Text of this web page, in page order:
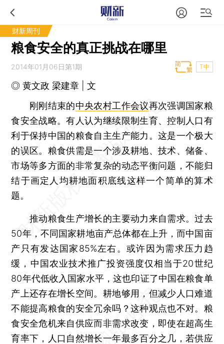
财新周刊
粮食安全的真正挑战在哪里
2014年01月06日第1期 T中
◎ 黄文政 梁建章 | 文
刚刚结束的中央农村工作会议再次强调国家粮
食安全战略。有人认为继续限制生育、控制人口有
利于保持中国的粮食自主生产能力。这是一个极大
的误区。粮食供需是一个涉及耕地、技术、储备、
市场等多方面的非常复杂的动态平衡问题，不能归
结于画定人均耕地面积底线这样一个简单的算术
题。
推动粮食生产增长的主要动力来自需求。过去
50年，不同国家耕地亩产总体都在上升，而中国亩
产只有发达国家85%左右。或许因为需求压力趋
缓，中国农业技术推广投资强度仅相当于20世纪
80年代低收入国家水平，这也印证了中国在粮食单
产上还存在增长空间。耕地够用，但减少人口难道
不能提高粮食的安全冗余吗？这种观点也不对。粮
食安全危机来自供应而非需求改变，即使在超高生
育率下，人口自然增长一年最多百分之几，若供应